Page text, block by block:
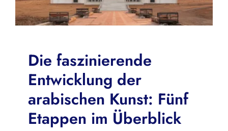
Die faszinierende
Entwicklung der
arabischen Kunst: Fünf
Etappen im Überblick